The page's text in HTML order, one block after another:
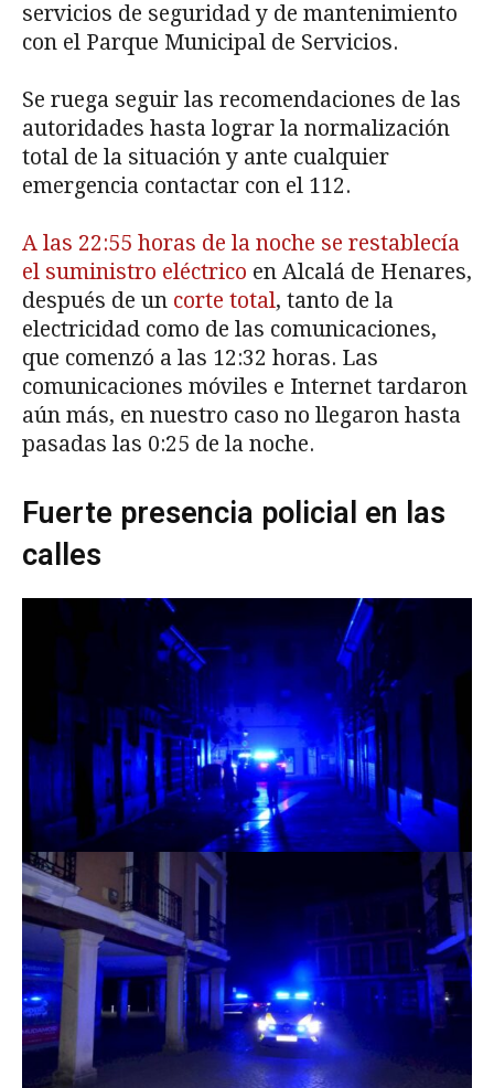
servicios de seguridad y de mantenimiento
con el Parque Municipal de Servicios.
Se ruega seguir las recomendaciones de las
autoridades hasta lograr la normalización
total de la situación y ante cualquier
emergencia contactar con el 112.
A las 22:55 horas de la noche se restablecía
el suministro eléctrico en Alcalá de Henares,
después de un corte total, tanto de la
electricidad como de las comunicaciones,
que comenzó a las 12:32 horas. Las
comunicaciones móviles e Internet tardaron
aún más, en nuestro caso no llegaron hasta
pasadas las 0:25 de la noche.
Fuerte presencia policial en las
calles